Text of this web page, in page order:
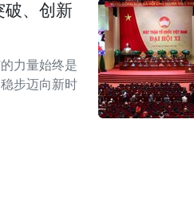
破、创新
力量始终是
步迈向新时